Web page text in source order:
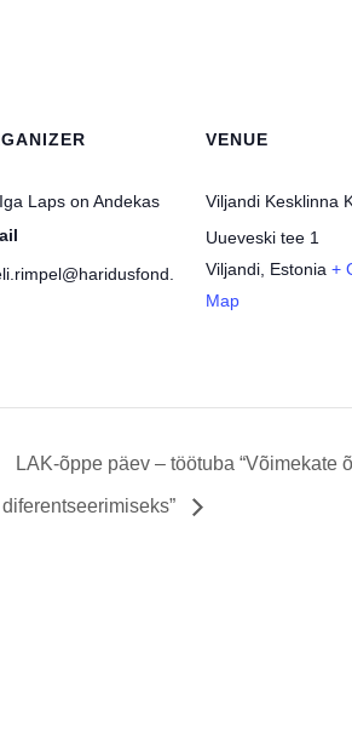
Laps on Andekas
VENUE
Viljandi Kesklinna
Uueveski tee 1
Viljandi, Estonia +
Map
LAK-õppe päev – töötuba
diferentseerimiseks”